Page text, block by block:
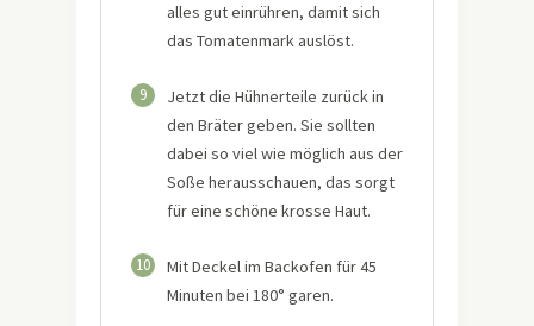
alles gut einrühren, damit sich
das Tomatenmark auslöst.
9
Jetzt die Hühnerteile zurück in
den Bräter geben. Sie sollten
dabei so viel wie möglich aus der
Soße herausschauen, das sorgt
für eine schöne krosse Haut.
10
Mit Deckel im Backofen für 45
Minuten bei 180° garen.